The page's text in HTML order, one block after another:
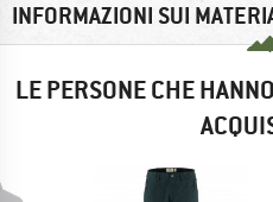
INFORMAZIONI SUI
LE PERSONE CHE